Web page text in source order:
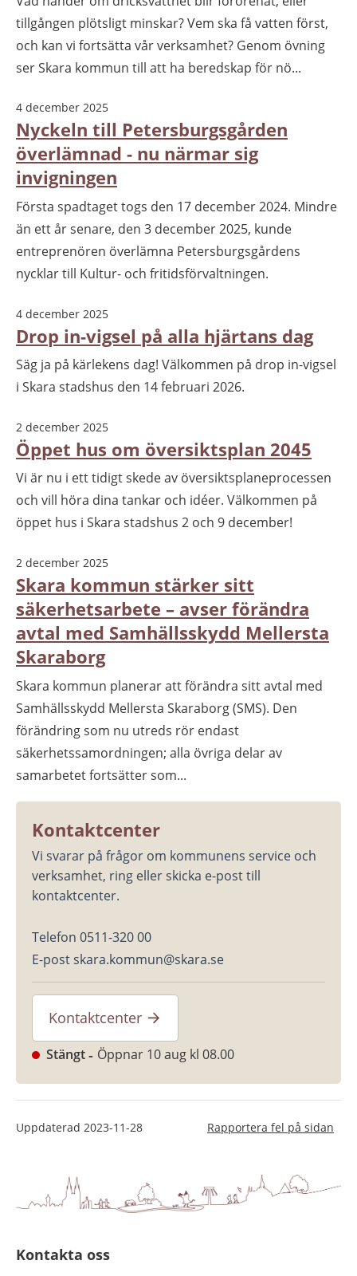
tillgången plötsligt minskar? Vem ska få vatten först,
och kan vi fortsätta vår verksamhet? Genom övning
ser Skara kommun till att ha beredskap för nö...
4 december 2025
Nyckeln till Petersburgsgården
överlämnad - nu närmar sig
invigningen
Första spadtaget togs den 17 december 2024. Mindre
än ett år senare, den 3 december 2025, kunde
entreprenören överlämna Petersburgsgårdens
nycklar till Kultur- och fritidsförvaltningen.
4 december 2025
Drop in-vigsel på alla hjärtans dag
Säg ja på kärlekens dag! Välkommen på drop in-vigsel
i Skara stadshus den 14 februari 2026.
2 december 2025
Öppet hus om översiktsplan 2045
Vi är nu i ett tidigt skede av översiktsplaneprocessen
och vill höra dina tankar och idéer. Välkommen på
öppet hus i Skara stadshus 2 och 9 december!
2 december 2025
Skara kommun stärker sitt
säkerhetsarbete – avser förändra
avtal med Samhällsskydd Mellersta
Skaraborg
Skara kommun planerar att förändra sitt avtal med
Samhällsskydd Mellersta Skaraborg (SMS). Den
förändring som nu utreds rör endast
säkerhetssamordningen; alla övriga delar av
samarbetet fortsätter som...
Kontaktcenter
Vi svarar på frågor om kommunens service och
verksamhet, ring eller skicka e-post till
kontaktcenter.
Telefon 0511-320 00
E-post skara.kommun@skara.se
Kontaktcenter
Stängt Öppnar 10 aug kl 08.00
Uppdaterad 2023-11-28 Rapportera fel på sidan
Kontakta oss